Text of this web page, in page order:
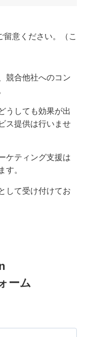
意ください。（こ
競合他社へのコン
うしても効果が出
ス提供は行いませ
ケティング支援は
す。
して受け付けてお
ーム